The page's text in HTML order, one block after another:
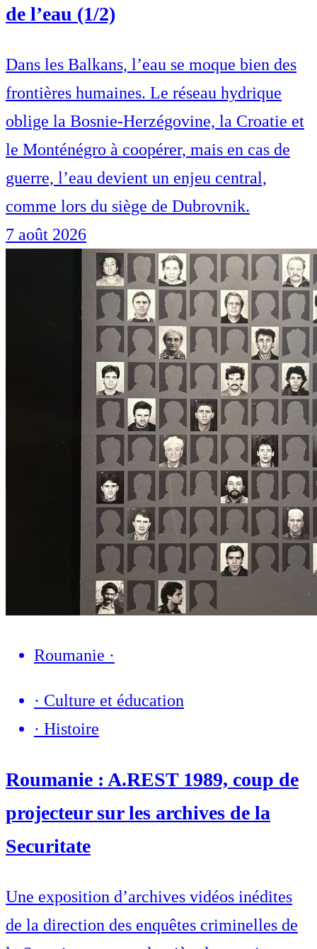
de l’eau (1/2)
Dans les Balkans, l’eau se moque bien des
frontières humaines. Le réseau hydrique
oblige la Bosnie-Herzégovine, la Croatie et
le Monténégro à coopérer, mais en cas de
guerre, l’eau devient un enjeu central,
comme lors du siège de Dubrovnik.
7 août 2026
Roumanie ·
· Culture et éducation
· Histoire
Roumanie : A.REST 1989, coup de
projecteur sur les archives de la
Securitate
Une exposition d’archives vidéos inédites
de la direction des enquêtes criminelles de